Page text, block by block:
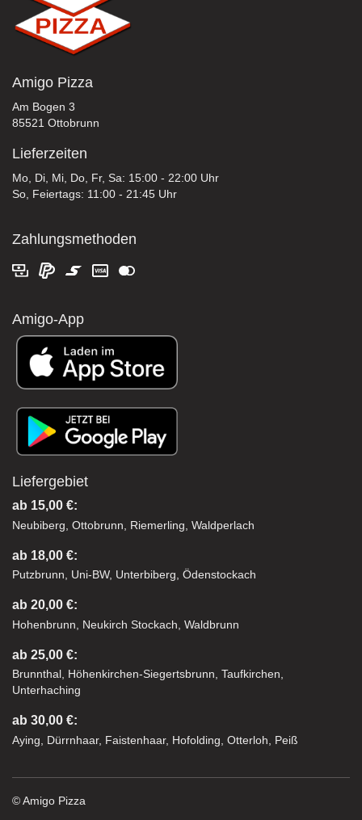
Amigo Pizza
Am Bogen 3
85521 Ottobrunn
Lieferzeiten
Mo, Di, Mi, Do, Fr, Sa: 15:00 - 22:00 Uhr
So, Feiertags: 11:00 - 21:45 Uhr
Zahlungsmethoden
Amigo-App
Liefergebiet
ab 15,00 €:
Neubiberg, Ottobrunn, Riemerling, Waldperlach
ab 18,00 €:
Putzbrunn, Uni-BW, Unterbiberg, Ödenstockach
ab 20,00 €:
Hohenbrunn, Neukirch Stockach, Waldbrunn
ab 25,00 €:
Brunnthal, Höhenkirchen-Siegertsbrunn, Taufkirchen,
Unterhaching
ab 30,00 €:
Aying, Dürrnhaar, Faistenhaar, Hofolding, Otterloh, Peiß
© Amigo Pizza